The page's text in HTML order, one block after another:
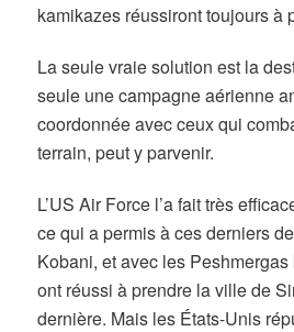
kamikazes réussiront toujours à
La seule vraie solution est la
seule une campagne aérienne
coordonnée avec ceux qui
terrain, peut y parvenir.
L’US Air Force l’a fait très
ce qui a permis à ces derniers
Kobani, et avec les
ont réussi à prendre la ville de
dernière. Mais les États-Unis